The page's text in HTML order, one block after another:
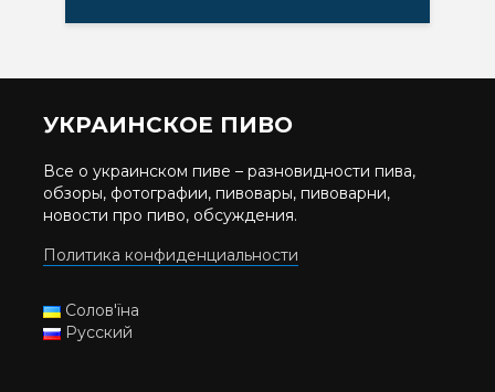
УКРАИНСКОЕ ПИВО
Все о украинском пиве – разновидности пива,
обзоры, фотографии, пивовары, пивоварни,
новости про пиво, обсуждения.
Политика конфиденциальности
Солов'їна
Русский